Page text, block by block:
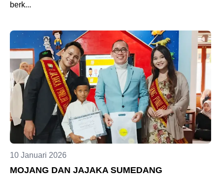
berk...
10 Januari 2026
MOJANG DAN JAJAKA SUMEDANG